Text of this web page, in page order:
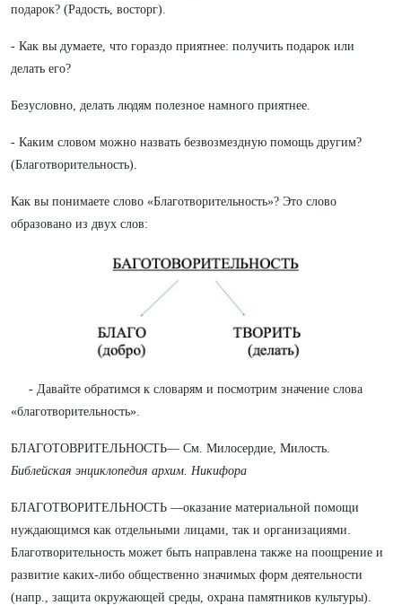
подарок? (Радость, восторг).
- Как вы думаете, что гораздо приятнее: получить подарок или
делать его?
Безусловно, делать людям полезное намного приятнее.
- Каким словом можно назвать безвозмездную помощь другим?
(Благотворительность).
Как вы понимаете слово «Благотворительность»? Это слово
образовано из двух слов:
- Давайте обратимся к словарям и посмотрим значение слова
«благотворительность».
БЛАГОТОВРИТЕЛЬНОСТЬ— См. Милосердие, Милость.
Библейская энциклопедия архим. Никифора
БЛАГОТВОРИТЕЛЬНОСТЬ —оказание материальной помощи
нуждающимся как отдельными лицами, так и организациями.
Благотворительность может быть направлена также на поощрение и
развитие каких-либо общественно значимых форм деятельности
(напр., защита окружающей среды, охрана памятников культуры).